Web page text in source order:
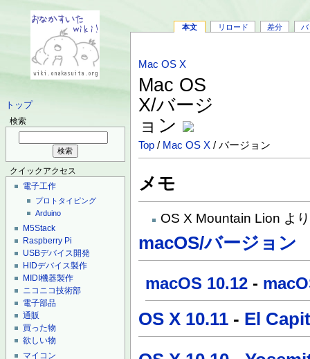
トップ
検索
クイックアクセス
電子工作
プロトタイピング
Arduino
M5Stack
Raspberry Pi
USBデバイス開発
HIDデバイス製作
MIDI機器製作
ニコニコ技術部
電子部品
通販
買った物
欲しい物
マイコン
本文 リロード 差分 バ
Mac OS X
Mac OS
X/バージ
ョン
Top / Mac OS X / バージョン
メモ
OS X Mountain Lion よ
macOS/バージョン
macOS 10.12 -
OS X 10.11 - El